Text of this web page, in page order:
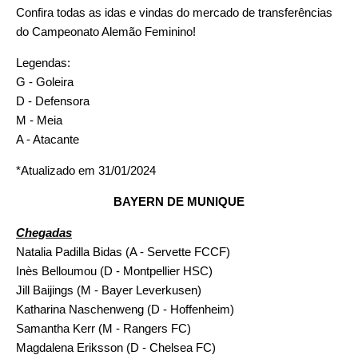
Confira todas as idas e vindas do mercado de transferências
do Campeonato Alemão Feminino!
Legendas:
G - Goleira
D - Defensora
M - Meia
A - Atacante
*Atualizado em 31/01/2024
BAYERN DE MUNIQUE
Chegadas
Natalia Padilla Bidas (A - Servette FCCF)
Inès Belloumou (D - Montpellier HSC)
Jill Baijings (M - Bayer Leverkusen)
Katharina Naschenweng (D - Hoffenheim)
Samantha Kerr (M - Rangers FC)
Magdalena Eriksson (D - Chelsea FC)